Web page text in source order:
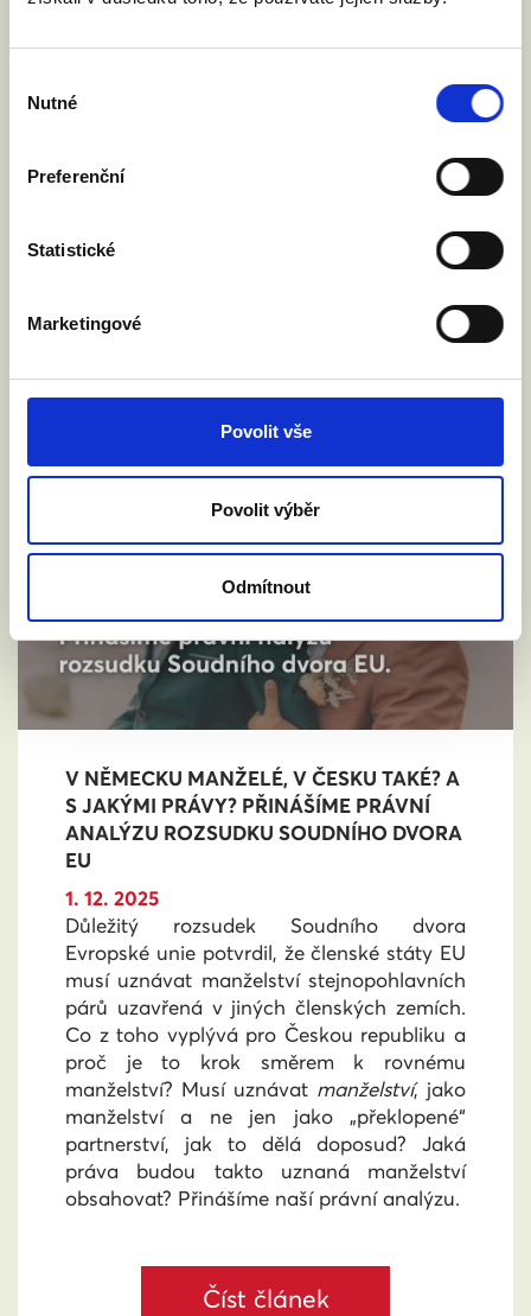
souhlasu
Nutné
Preferenční
Statistické
Marketingové
Povolit vše
Povolit výběr
Odmítnout
V NĚMECKU MANŽELÉ, V ČESKU TAKÉ? A
S JAKÝMI PRÁVY? PŘINÁŠÍME PRÁVNÍ
ANALÝZU ROZSUDKU SOUDNÍHO DVORA
EU
1. 12. 2025
Důležitý rozsudek Soudního dvora
Evropské unie potvrdil, že členské státy EU
musí uznávat manželství stejnopohlavních
párů uzavřená v jiných členských zemích.
Co z toho vyplývá pro Českou republiku a
proč je to krok směrem k rovnému
manželství? Musí uznávat manželství, jako
manželství a ne jen jako „překlopené“
partnerství, jak to dělá doposud? Jaká
práva budou takto uznaná manželství
obsahovat? Přinášíme naší právní analýzu.
Číst článek